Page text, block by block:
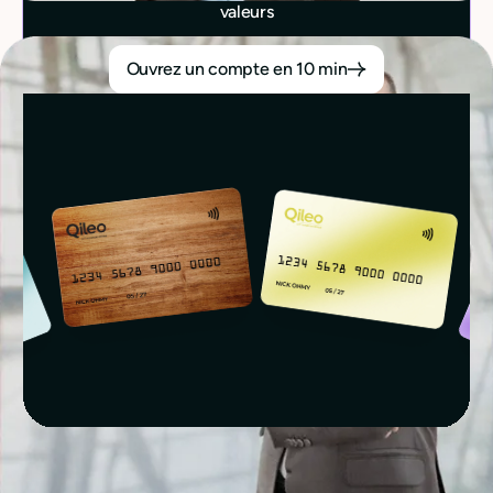
valeurs
Ouvrez un compte en 10 min